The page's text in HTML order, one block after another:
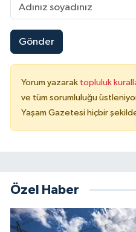
Gönder
Yorum yazarak topluluk
ve tüm sorumluluğu
Yaşam Gazetesi hiçbir
Özel Haber